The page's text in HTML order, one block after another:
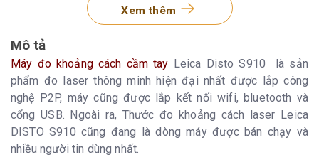
Camera kỹ thuật
Định dạng file
lưu
Bộ nhớ file CAD
20 files (Mỗi file 30 điểm đo)
Phần mềm miễn
phí cho Window
Có
Ứng dụng miễn
phí
iOS / Android
Giao diện truyền
Bluetooth® Smart, WLAN
Xem thêm
Mô tả
Máy đo khoảng cách cầm tay Leica Disto S910 là sản
phẩm đo laser thông minh hiện đại nhất được lắp công
nghệ P2P, máy cũng được lắp kết nối wifi, bluetooth và
cổng USB. Ngoài ra, Thước đo khoảng cách laser Leica
DISTO S910 cũng đang là dòng máy được bán chạy và
nhiều người tin dùng nhất.